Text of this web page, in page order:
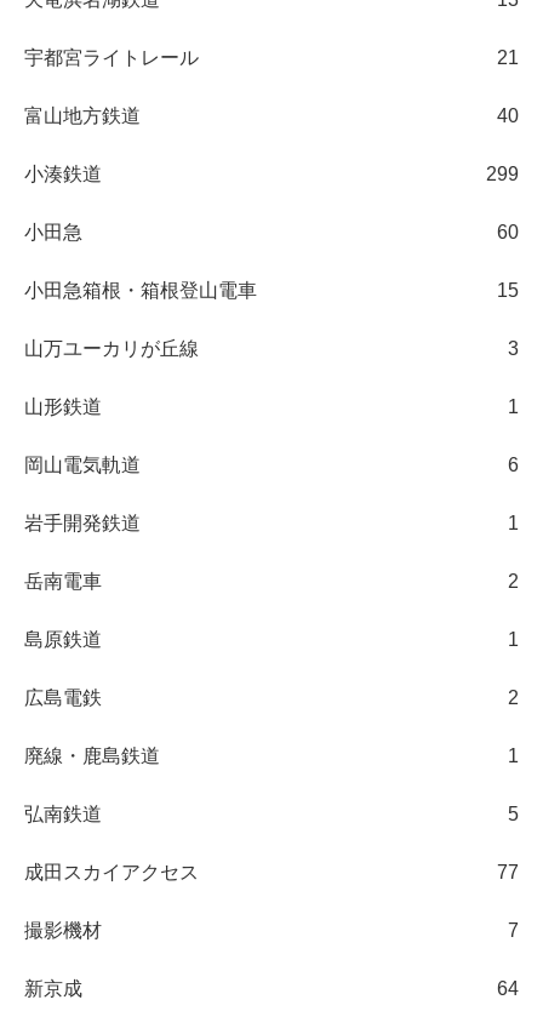
宇都宮ライトレール 21
富山地方鉄道 40
小湊鉄道 299
小田急 60
小田急箱根・箱根登山電車 15
山万ユーカリが丘線 3
山形鉄道 1
岡山電気軌道 6
岩手開発鉄道 1
岳南電車 2
島原鉄道 1
広島電鉄 2
廃線・鹿島鉄道 1
弘南鉄道 5
成田スカイアクセス 77
撮影機材 7
新京成 64